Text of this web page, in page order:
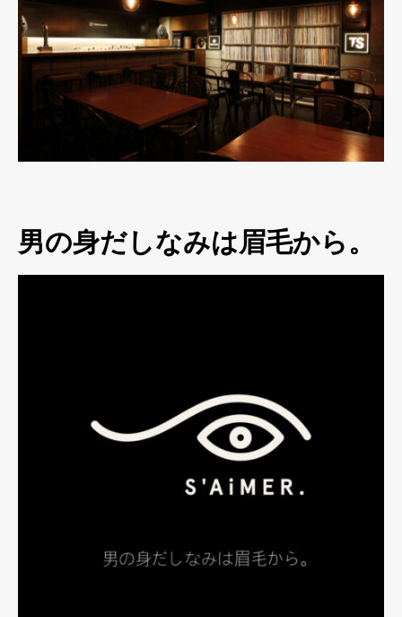
男の身だしなみは眉毛から。